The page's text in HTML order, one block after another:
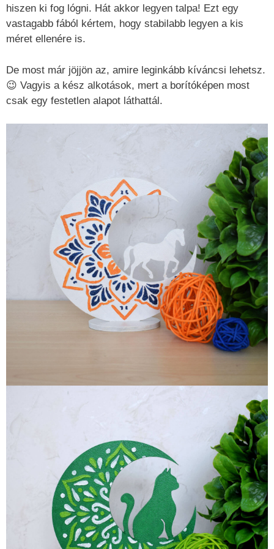
hiszen ki fog lógni. Hát akkor legyen talpa! Ezt egy
vastagabb fából kértem, hogy stabilabb legyen a kis
méret ellenére is.
De most már jöjjön az, amire leginkább kíváncsi lehetsz.
😉 Vagyis a kész alkotások, mert a borítóképen most
csak egy festetlen alapot láthattál.